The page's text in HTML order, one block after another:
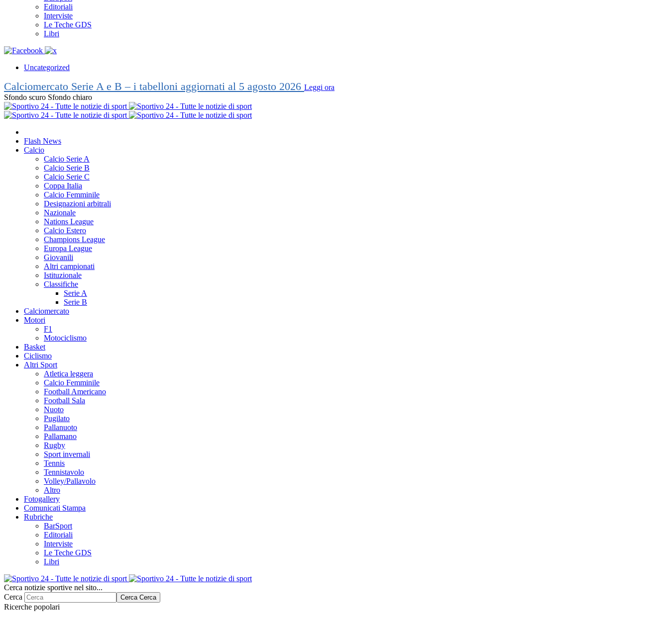
Editoriali
Interviste
Le Teche GDS
Libri
Uncategorized
Calciomercato Serie A e B – i tabelloni aggiornati al 5 agosto 2026 Leggi ora
Sfondo scuro Sfondo chiaro
Flash News
Calcio
Calcio Serie A
Calcio Serie B
Calcio Serie C
Coppa Italia
Calcio Femminile
Designazioni arbitrali
Nazionale
Nations League
Calcio Estero
Champions League
Europa League
Giovanili
Altri campionati
Istituzionale
Classifiche
Serie A
Serie B
Calciomercato
Motori
F1
Motociclismo
Basket
Ciclismo
Altri Sport
Atletica leggera
Calcio Femminile
Football Americano
Football Sala
Nuoto
Pugilato
Pallanuoto
Pallamano
Rugby
Sport invernali
Tennis
Tennistavolo
Volley/Pallavolo
Altro
Fotogallery
Comunicati Stampa
Rubriche
BarSport
Editoriali
Interviste
Le Teche GDS
Libri
Cerca notizie sportive nel sito...
Cerca
Cerca Cerca
Ricerche popolari